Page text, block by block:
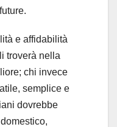
e affidabilità
troverà nella
chi invece
semplice e
dovrebbe